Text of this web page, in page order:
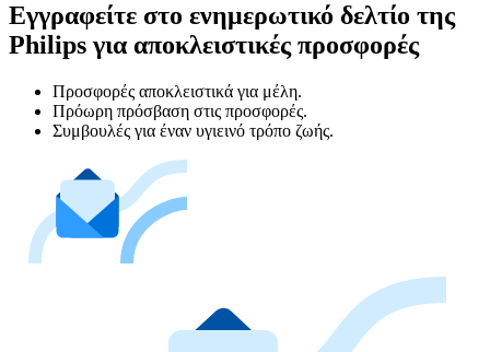
Εγγραφείτε στο ενημερωτικό δελτίο της
Philips για αποκλειστικές προσφορές
Προσφορές αποκλειστικά για μέλη.
Πρόωρη πρόσβαση στις προσφορές.
Συμβουλές για έναν υγιεινό τρόπο ζωής.